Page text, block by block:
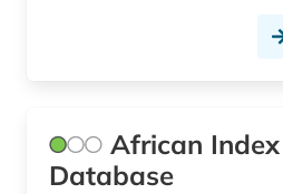
diagnoseschlüssel (1)
African
Database